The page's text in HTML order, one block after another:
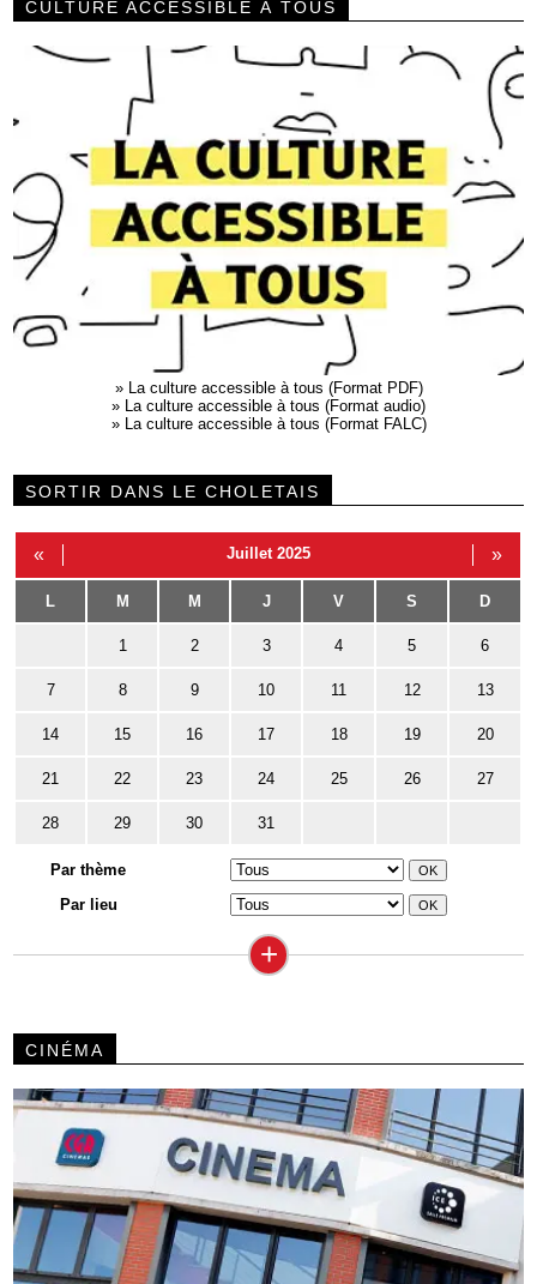
CULTURE ACCESSIBLE À TOUS
» La culture accessible à tous (Format PDF)
» La culture accessible à tous (Format audio)
» La culture accessible à tous (Format FALC)
SORTIR DANS LE CHOLETAIS
« Juillet 2025 »
L M M J V S D
1 2 3 4 5 6
7 8 9 10 11 12 13
14 15 16 17 18 19 20
21 22 23 24 25 26 27
28 29 30 31
Par thème
Par lieu
+
CINÉMA